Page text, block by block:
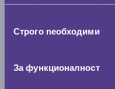
наСтрого nеобходими
За функционалност